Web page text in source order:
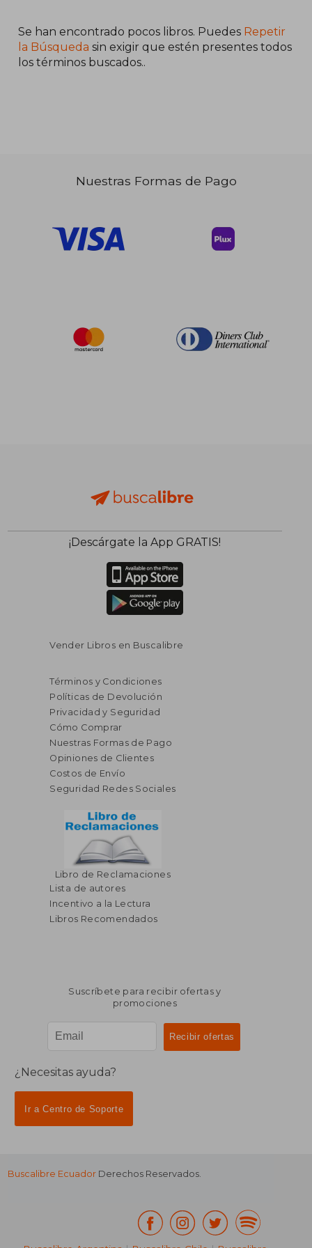
Se han encontrado pocos libros. Puedes Repetir
la Búsqueda sin exigir que estén presentes todos
los términos buscados..
Nuestras Formas de Pago
¡Descárgate la App GRATIS!
Vender Libros en Buscalibre
Términos y Condiciones
Políticas de Devolución
Privacidad y Seguridad
Cómo Comprar
Nuestras Formas de Pago
Opiniones de Clientes
Costos de Envío
Seguridad Redes Sociales
Libro de Reclamaciones
Lista de autores
Incentivo a la Lectura
Libros Recomendados
Suscríbete para recibir ofertas y
promociones
¿Necesitas ayuda?
Ir a Centro de Soporte
Buscalibre Ecuador Derechos Reservados.